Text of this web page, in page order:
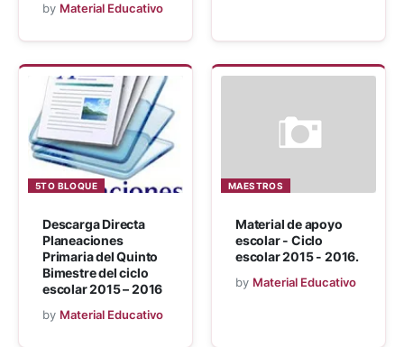
by Material Educativo
5TO BLOQUE
Descarga Directa
Planeaciones
Primaria del Quinto
Bimestre del ciclo
escolar 2015 – 2016
by Material Educativo
MAESTROS
Material de apoyo
escolar - Ciclo
escolar 2015 - 2016.
by Material Educativo